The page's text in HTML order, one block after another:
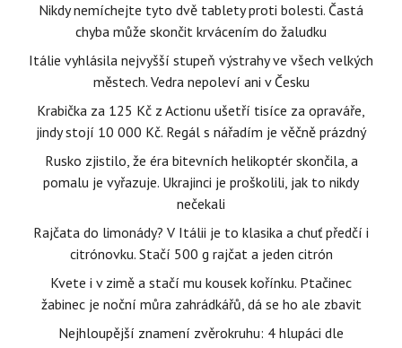
Nikdy nemíchejte tyto dvě tablety proti bolesti. Častá
chyba může skončit krvácením do žaludku
Itálie vyhlásila nejvyšší stupeň výstrahy ve všech velkých
městech. Vedra nepoleví ani v Česku
Krabička za 125 Kč z Actionu ušetří tisíce za opraváře,
jindy stojí 10 000 Kč. Regál s nářadím je věčně prázdný
Rusko zjistilo, že éra bitevních helikoptér skončila, a
pomalu je vyřazuje. Ukrajinci je proškolili, jak to nikdy
nečekali
Rajčata do limonády? V Itálii je to klasika a chuť předčí i
citrónovku. Stačí 500 g rajčat a jeden citrón
Kvete i v zimě a stačí mu kousek kořínku. Ptačinec
žabinec je noční můra zahrádkářů, dá se ho ale zbavit
Nejhloupější znamení zvěrokruhu: 4 hlupáci dle